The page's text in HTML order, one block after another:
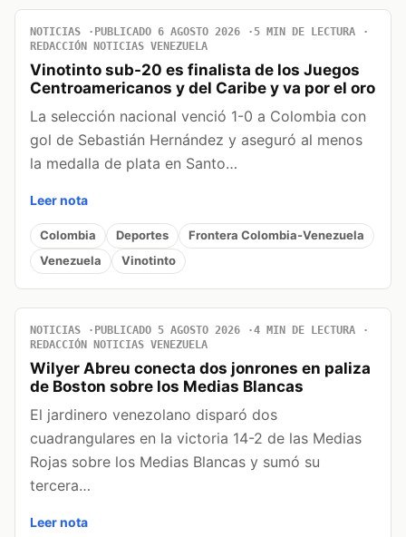
NOTICIAS PUBLICADO 6 AGOSTO 2026
5 MIN DE LECTURA
REDACCIÓN NOTICIAS VENEZUELA
Vinotinto sub-20 es finalista de los Juegos
Centroamericanos y del Caribe y va por el oro
La selección nacional venció 1-0 a Colombia con
gol de Sebastián Hernández y aseguró al menos
la medalla de plata en Santo…
Leer nota
Colombia Deportes
Frontera Colombia-Venezuela
Venezuela
Vinotinto
NOTICIAS PUBLICADO 5 AGOSTO 2026
4 MIN DE LECTURA
REDACCIÓN NOTICIAS VENEZUELA
Wilyer Abreu conecta dos jonrones en paliza
de Boston sobre los Medias Blancas
El jardinero venezolano disparó dos
cuadrangulares en la victoria 14-2 de las Medias
Rojas sobre los Medias Blancas y sumó su
tercera…
Leer nota